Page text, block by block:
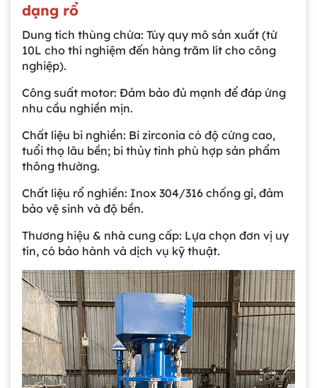
dạng rổ
Dung tích thùng chứa: Tùy quy mô sản xuất (từ
10L cho thí nghiệm đến hàng trăm lít cho công
nghiệp).
Công suất motor: Đảm bảo đủ mạnh để đáp ứng
nhu cầu nghiền mịn.
Chất liệu bi nghiền: Bi zirconia có độ cứng cao,
tuổi thọ lâu bền; bi thủy tinh phù hợp sản phẩm
thông thường.
Chất liệu rổ nghiền: Inox 304/316 chống gỉ, đảm
bảo vệ sinh và độ bền.
Thương hiệu & nhà cung cấp: Lựa chọn đơn vị uy
tín, có bảo hành và dịch vụ kỹ thuật.